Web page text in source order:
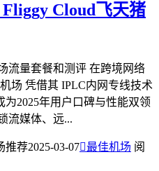
Cloud飞天猪
流量套餐和测评 在跨境网络
场 凭借其 IPLC内网专线技术
为2025年用户口碑与性能双领
流媒体、远...
推荐2025-03-07最佳机场 阅